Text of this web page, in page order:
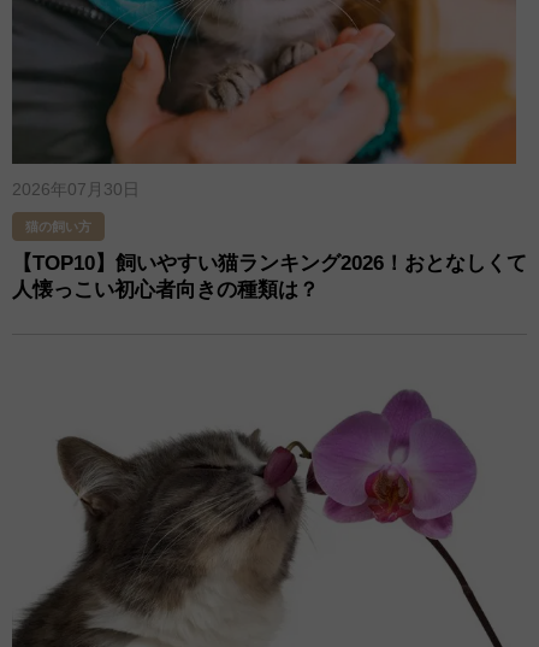
2026年07月30日
猫の飼い方
【TOP10】飼いやすい猫ランキング2026！おとなしくて
人懐っこい初心者向きの種類は？